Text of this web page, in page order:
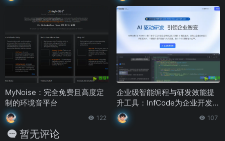
MyNoise：完全免费且高度定
制的环境音平台
122
企业级智能编程与研发效能提
升工具：InfCode为企业开发者
提供高效、安全、可管理的编
程体验
107
暂无评论